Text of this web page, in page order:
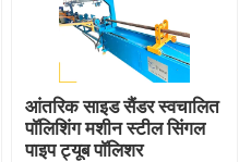
आंतरिक साइड सैंडर स्वचालित
पॉलिशिंग मशीन स्टील सिंगल
पाइप ट्यूब पॉलिशर